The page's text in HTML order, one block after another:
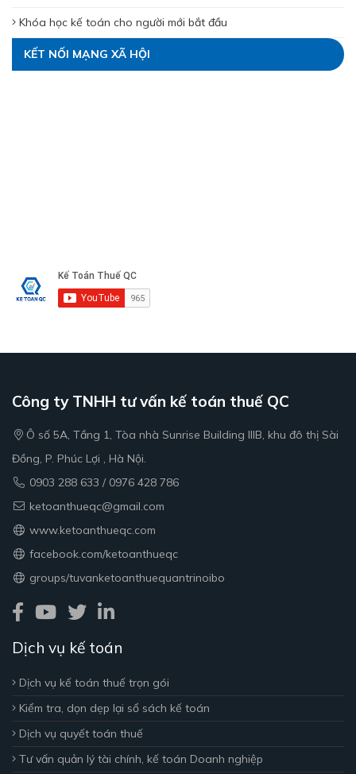
Khóa học kế toán cho người mới bắt đầu
KẾT NỐI MẠNG XÃ HỘI
Công ty TNHH tư vấn kế toán thuế QC
Ô số 5A, Tầng 1, Tòa nhà Sunrise Building IIIB, khu đô thị Sài
Đồng, P. Phúc Lợi , Hà Nội.
0903 288 633 / 0976 428 786
ketoanthueqc@gmail.com
www.ketoanthueqc.com
facebook.com/ketoanthueqc
groups/tuvanketoanthuequantrinoibo
Dịch vụ kế toán
Dịch vụ kế toán thuế trọn gói
Kiểm tra, dọn dẹp lại sổ sách kế toán
Dịch vụ quyết toán thuế
Tư vấn quản lý tài chính, kế toán Doanh nghiệp